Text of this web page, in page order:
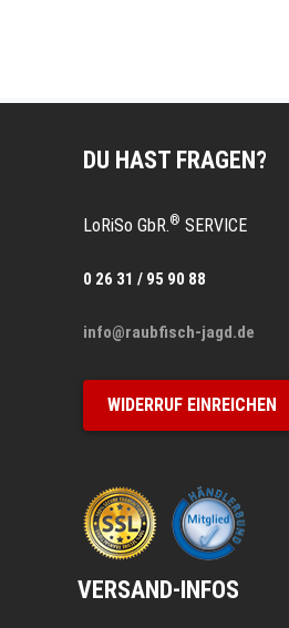
DU HAST FRAGEN?
LoRiSo GbR.® SERVICE
0 26 31 / 95 90 88
info@raubfisch-jagd.de
WIDERRUF EINREICHEN
VERSAND-INFOS